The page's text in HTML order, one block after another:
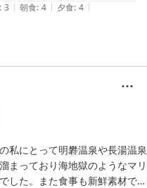
: 3 | 朝食: 4 | 夕食: 4 |
私にとって明礬温泉や長湯温泉
まっており海地獄のようなマリ
した。また食事も新鮮素材で手